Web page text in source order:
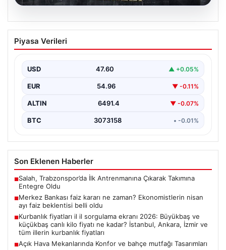
05.08.2026
Merkez Bankası faiz kararı ne zaman?
Ekonomistlerin nisan ayı faiz beklentisi
Piyasa Verileri
USD 47.60 ▲ +0.05%
EUR 54.96 ▼ -0.11%
ALTIN 6491.4 ▼ -0.07%
BTC 3073158 • -0.01%
Son Eklenen Haberler
■Salah, Trabzonspor’da İlk Antrenmanına Çıkarak Takımına
Entegre Oldu
■Merkez Bankası faiz kararı ne zaman? Ekonomistlerin nisan
ayı faiz beklentisi belli oldu
■Kurbanlık fiyatları il il sorgulama ekranı 2026: Büyükbaş ve
küçükbaş canlı kilo fiyatı ne kadar? İstanbul, Ankara, İzmir ve
tüm illerin kurbanlık fiyatları
■Açık Hava Mekanlarında Konfor ve bahçe mutfağı Tasarımları